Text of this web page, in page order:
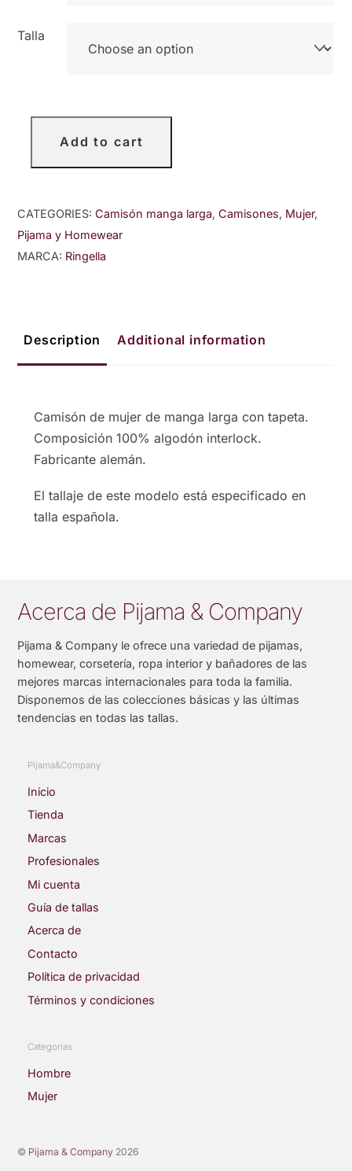
Talla
de
de
algodón
con
Add to cart
CATEGORIES:Camisón manga larga,Camisones, Mujer,
Pijama y Homewear
MARCA: Ringella
Description Additional information
Camisón de mujer de manga larga con tapeta.
Composición 100% algodón interlock.
Fabricante alemán.
El tallaje de este modelo está especificado en
talla española.
Acerca de Pijama & Company
Pijama & Company le ofrece una variedad de pijamas,
homewear, corsetería, ropa interior y bañadores de las
mejores marcas internacionales para toda la familia.
Disponemos de las colecciones básicas y las últimas
tendencias en todas las tallas.
Pijama&Company
Inicio
Tienda
Marcas
Profesionales
Mi cuenta
Guía de tallas
Acerca de
Contacto
Política de privacidad
Términos y condiciones
Categorías
Hombre
Mujer
© Pijama & Company 2026